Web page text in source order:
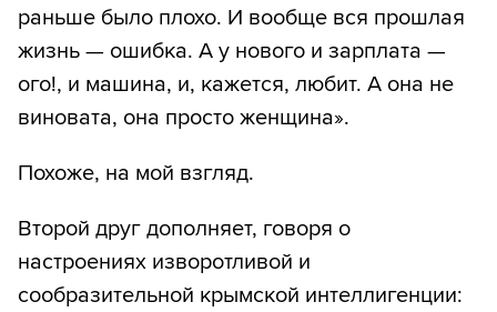
раньше было плохо. И вообще вся прошлая
жизнь — ошибка. А у нового и зарплата —
ого!, и машина, и, кажется, любит. А она не
виновата, она просто женщина».
Похоже, на мой взгляд.
Второй друг дополняет, говоря о
настроениях изворотливой и
сообразительной крымской интеллигенции: